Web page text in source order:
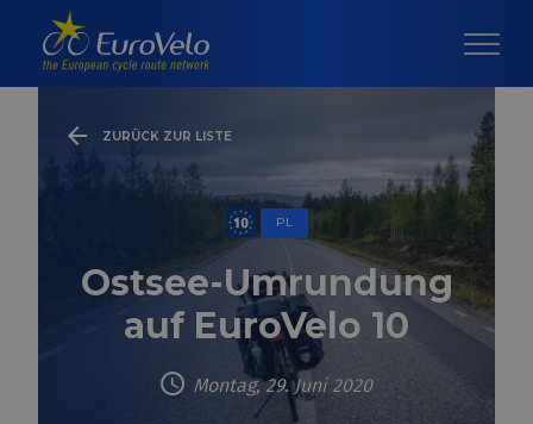
ZURÜCK ZUR LISTE
PL
Ostsee-Umrundung
auf EuroVelo 10
Montag, 29. Juni 2020